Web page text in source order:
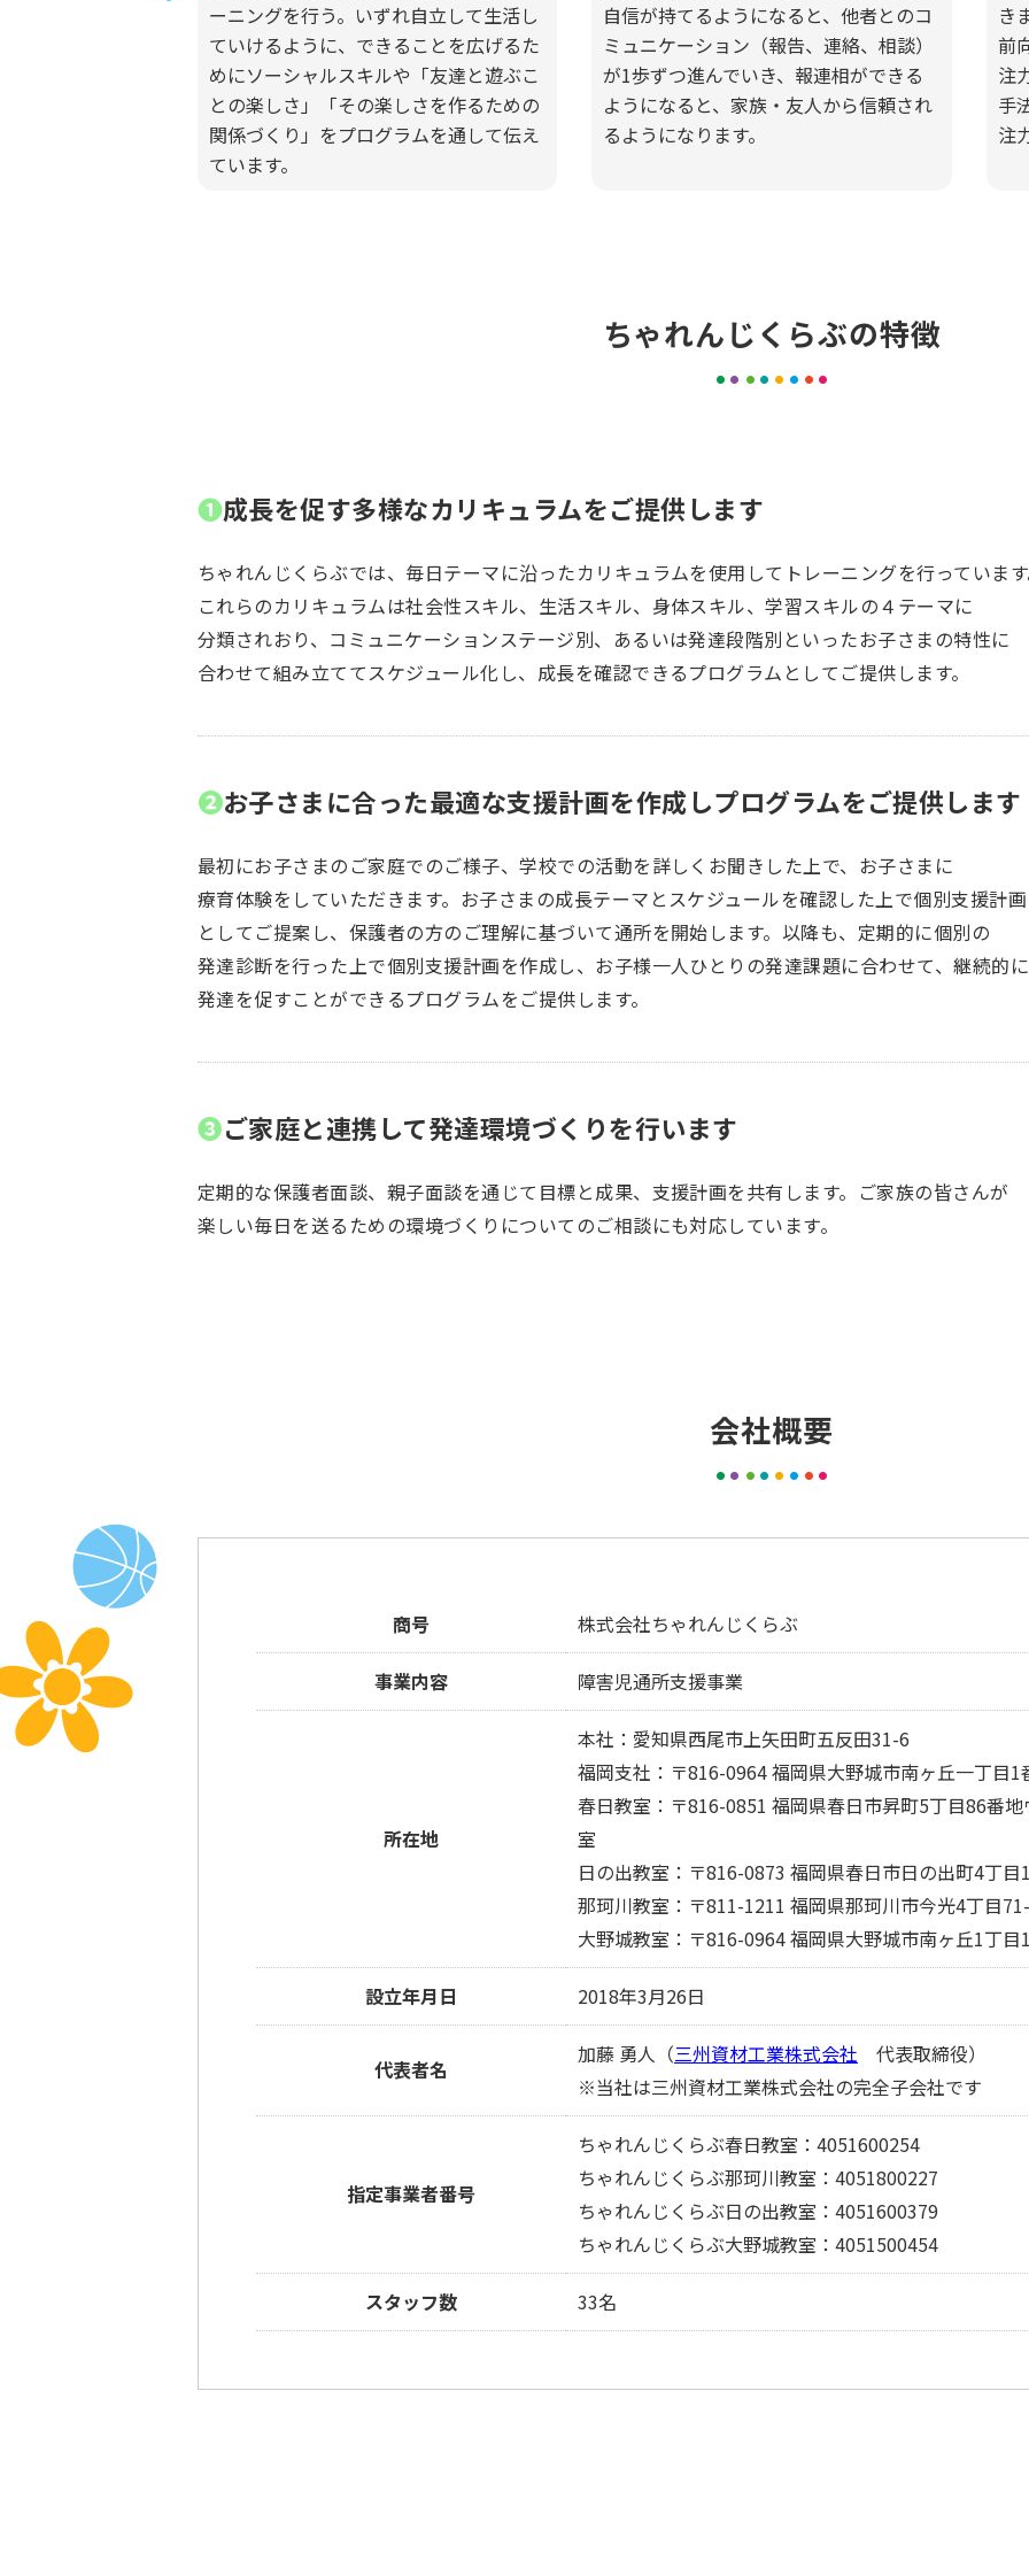
ーニングを行う。いずれ自立して生活し
ていけるように、できることを広げるた
めにソーシャルスキルや「友達と遊ぶこ
との楽しさ」「その楽しさを作るための
関係づくり」をプログラムを通して伝え
ています。
自信が持てるようになると、他者とのコ
ミュニケーション（報告、連絡、相談）
が1歩ずつ進んでいき、報連相ができる
ようになると、家族・友人から信頼され
るようになります。
き
前
注
手
注
ちゃれんじくらぶの特徴
❶成長を促す多様なカリキュラムをご提供します
ちゃれんじくらぶでは、毎日テーマに沿ったカリキュラムを使用してトレーニングを行っていま
これらのカリキュラムは社会性スキル、生活スキル、身体スキル、学習スキルの４テーマに
分類されおり、コミュニケーションステージ別、あるいは発達段階別といったお子さまの特性に
合わせて組み立ててスケジュール化し、成長を確認できるプログラムとしてご提供します。
❷お子さまに合った最適な支援計画を作成しプログラムをご提供します
最初にお子さまのご家庭でのご様子、学校での活動を詳しくお聞きした上で、お子さまに
療育体験をしていただきます。お子さまの成長テーマとスケジュールを確認した上で個別支援計画
としてご提案し、保護者の方のご理解に基づいて通所を開始します。以降も、定期的に個別の
発達診断を行った上で個別支援計画を作成し、お子様一人ひとりの発達課題に合わせて、継続的に
発達を促すことができるプログラムをご提供します。
❸ご家庭と連携して発達環境づくりを行います
定期的な保護者面談、親子面談を通じて目標と成果、支援計画を共有します。ご家族の皆さんが
楽しい毎日を送るための環境づくりについてのご相談にも対応しています。
会社概要
商号 株式会社ちゃれんじくらぶ
事業内容 障害児通所支援事業
所在地
本社：愛知県西尾市上矢田町五反田31-6
福岡支社：〒816-0964 福岡県大野城市南ヶ丘一丁目1
春日教室：〒816-0851 福岡県春日市昇町5丁目86番
室
日の出教室：〒816-0873 福岡県春日市日の出町4丁
那珂川教室：〒811-1211 福岡県那珂川市今光4丁目
大野城教室：〒816-0964 福岡県大野城市南ヶ丘1丁目
設立年月日 2018年3月26日
代表者名
加藤 勇人（三州資材工業株式会社 代表取締役）
※当社は三州資材工業株式会社の完全子会社です
指定事業者番号
ちゃれんじくらぶ春日教室：4051600254
ちゃれんじくらぶ那珂川教室：4051800227
ちゃれんじくらぶ日の出教室：4051600379
ちゃれんじくらぶ大野城教室：4051500454
スタッフ数 33名